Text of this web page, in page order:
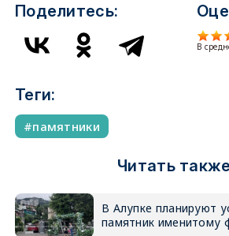
Поделитесь:
В
Теги:
памятники
Читать
В Алупке планируют
памятник именитому